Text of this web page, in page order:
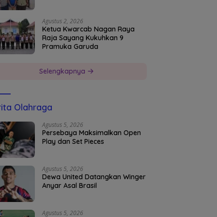
Agustus 2, 2026
Ketua Kwarcab Nagan Raya
Raja Sayang Kukuhkan 9
Pramuka Garuda
Selengkapnya
Olahraga
Agustus 5, 2026
Persebaya Maksimalkan Open
Play dan Set Pieces
Agustus 5, 2026
Dewa United Datangkan Winger
Anyar Asal Brasil
Agustus 5, 2026